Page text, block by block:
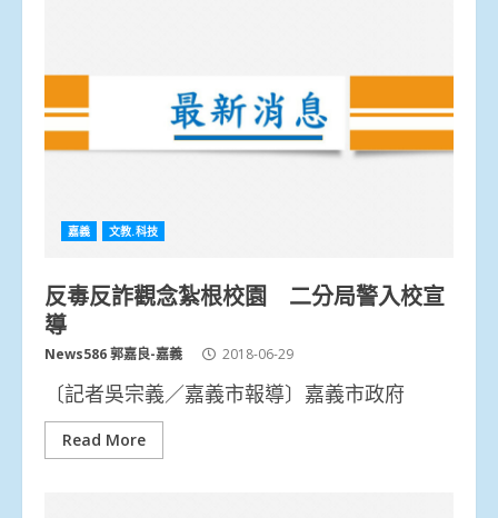
嘉義 文教.科技
反毒反詐觀念紮根校園 二分局警入校宣
導
News586 郭嘉良-嘉義 2018-06-29
〔記者吳宗義／嘉義市報導〕嘉義市政府
Read More